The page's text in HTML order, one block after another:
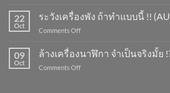
ยังหมุน
นาฬิกา
จำเป็น
!?
22
Oct
ระวังเครื่องพัง ถ้าทำแบบนี้ !!
Comments Offon
เครื่อง
พัง
ถ้า
09
Oct
ล้างเครื่องนาฬิกา จำเป็นจริงมั้ย
Comments Offon